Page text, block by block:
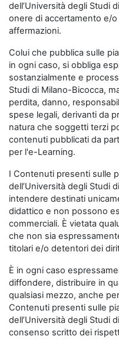
dell’Università degli Studi
onere di accertamento e/
affermazioni.
Colui che pubblica sulle
in ogni caso, si obbliga
sostanzialmente e
Studi di Milano-Bicocca,
perdita, danno,
spese legali, derivanti da
natura che soggetti terzi
contenuti pubblicati da
per l'e-Learning.
I Contenuti presenti sulle
dell’Università degli Studi
intendere destinati
didattico e non possono
commerciali. È vietata
che non sia
titolari e/o detentori dei
È in ogni caso
diffondere, distribuire in
qualsiasi mezzo, anche
Contenuti presenti sulle
dell’Università degli Studi
consenso scritto dei